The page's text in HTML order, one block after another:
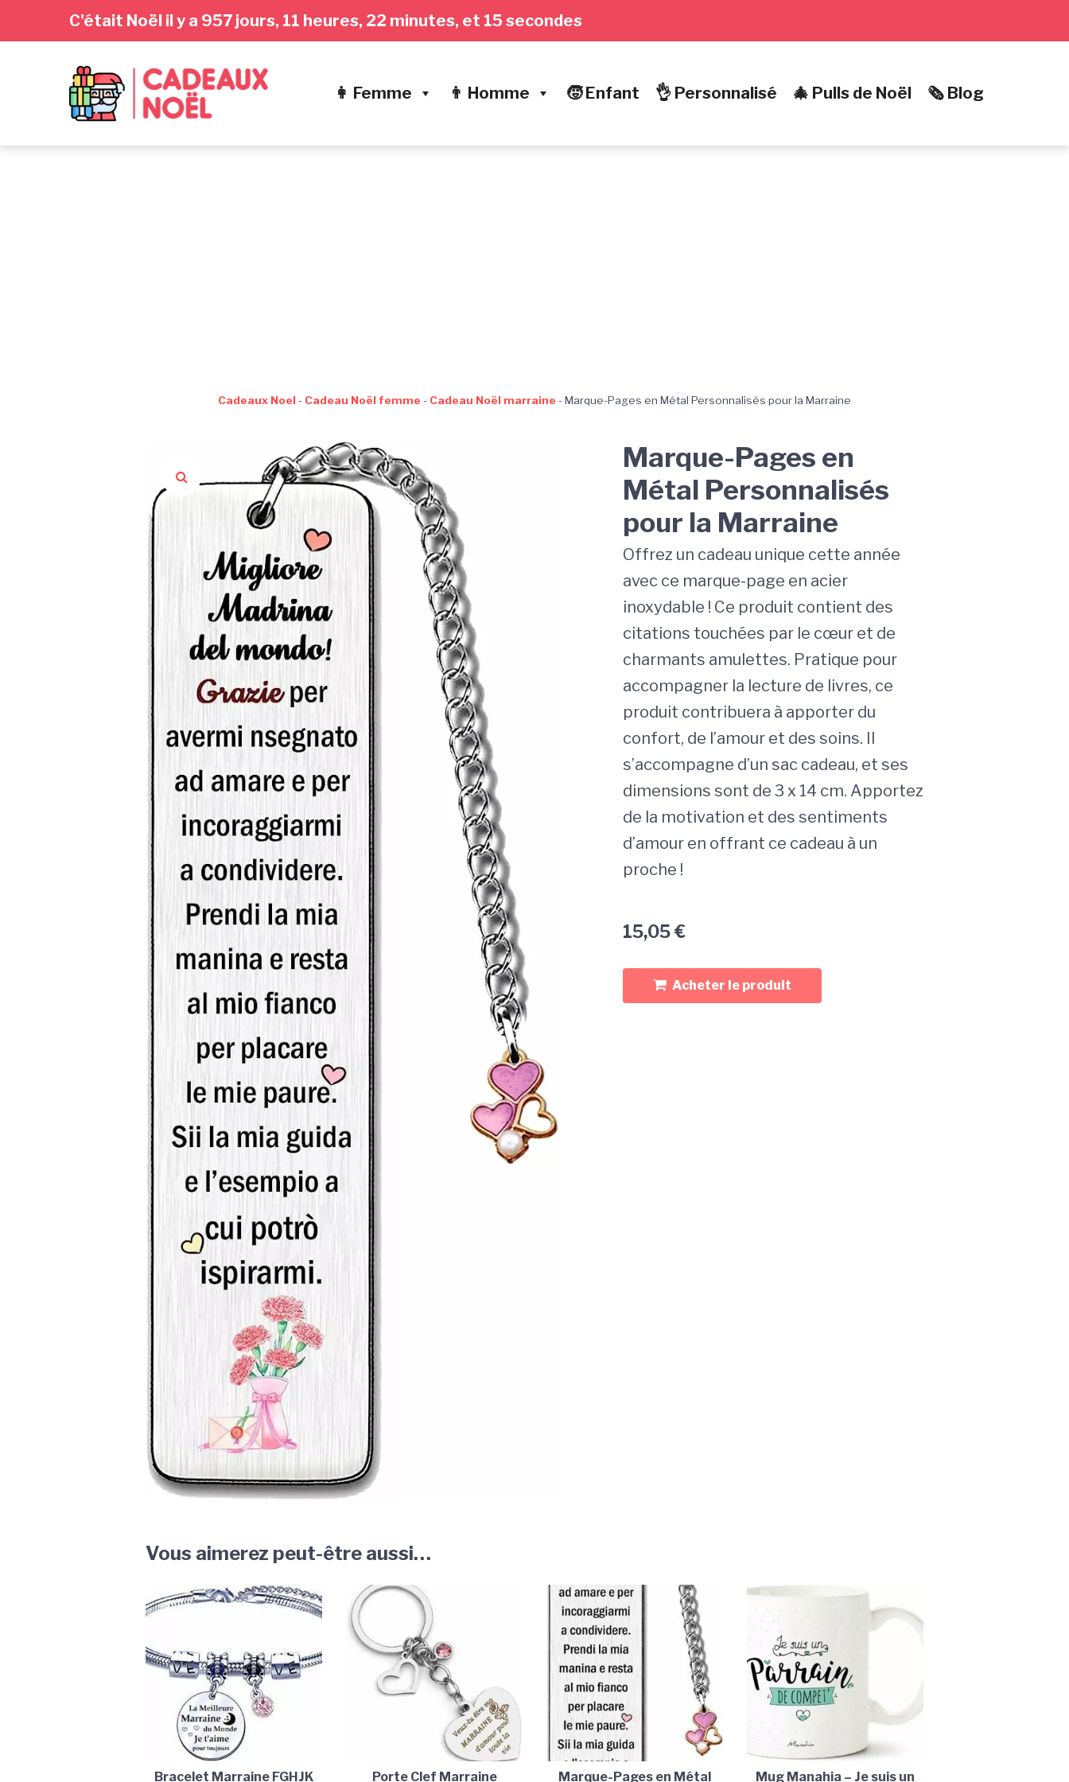
navigation
C'était Noël il y a 957 jours, 11 heures, 22 minutes, et 16 secondes
👩 Femme 👨 Homme 🧒 Enfant 👌 Personnalisé 🎄 Pulls de Noël 🗞️ Blog
Cadeaux Noel - Cadeau Noël femme - Cadeau Noël marraine -Marque-Pages en Métal Personnalisés pour la Marraine
Marque-Pages en
Métal Personnalisés
pour la Marraine
Offrez un cadeau unique cette année
avec ce marque-page en acier
inoxydable ! Ce produit contient des
citations touchées par le cœur et de
charmants amulettes. Pratique pour
accompagner la lecture de livres, ce
produit contribuera à apporter du
confort, de l’amour et des soins. Il
s’accompagne d’un sac cadeau, et ses
dimensions sont de 3 x 14 cm. Apportez
de la motivation et des sentiments
d’amour en offrant ce cadeau à un
proche !
15,05€
Acheter le produit
Vous aimerez peut-être aussi…
Bracelet Marraine FGHJK Porte Clef Marraine Marque-Pages en Métal Mug Manahia – Je suis un